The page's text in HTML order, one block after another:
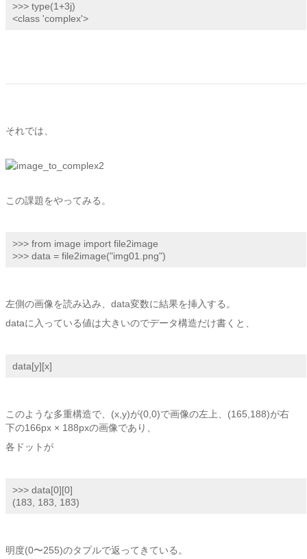
>>> type(1+3j)
<class 'complex'>
それでは、
この課題をやってみる。
>>> from image import file2image
>>> data = file2image("img01.png")
左側の画像を読み込み、data変数に結果を挿入する。
dataに入っている値は大きいのでデータ構造だけ書くと、
data[y][x]
このような多重構造で、(x,y)が(0,0)で画像の左上、(165,188)が右
下の166px × 188pxの画像であり、
各ドットが
>>> data[0][0]
(183, 183, 183)
明度(0〜255)のタプルで返ってきている。